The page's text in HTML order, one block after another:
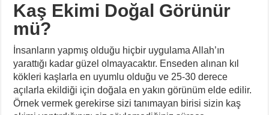
Kaş Ekimi Doğal Görünür
mü?
İnsanların yapmış olduğu hiçbir uygulama Allah’ın
yarattığı kadar güzel olmayacaktır. Enseden alınan kıl
kökleri kaşlarla en uyumlu olduğu ve 25-30 derece
açılarla ekildiği için doğala en yakın görünüm elde edilir.
Örnek vermek gerekirse sizi tanımayan birisi sizin kaş